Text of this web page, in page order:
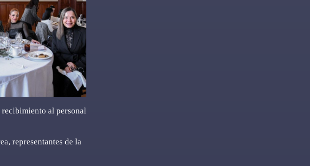
al personal
representantes de la